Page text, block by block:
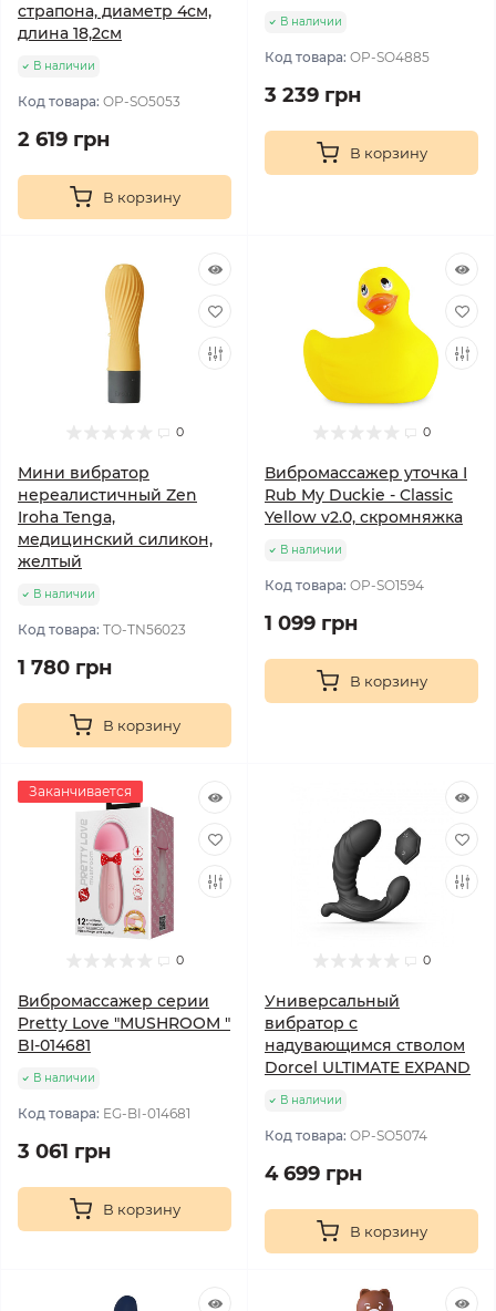
страпона, диаметр 4см,
длина 18,2см
В наличии
Код товара: OP-SO5053
2 619 грн
В корзину
В наличии
Код товара: OP-SO4885
3 239 грн
В корзину
0
Мини вибратор
нереалистичный Zen
Iroha Tenga,
медицинский силикон,
желтый
В наличии
Код товара: TO-TN56023
1 780 грн
В корзину
0
Вибромассажер уточка I
Rub My Duckie - Classic
Yellow v2.0, скромняжка
В наличии
Код товара: OP-SO1594
1 099 грн
В корзину
Заканчивается
0
Вибромассажер серии
Pretty Love "MUSHROOM "
BI-014681
В наличии
Код товара: EG-BI-014681
3 061 грн
В корзину
0
Универсальный
вибратор с
надувающимся стволом
Dorcel ULTIMATE EXPAND
В наличии
Код товара: OP-SO5074
4 699 грн
В корзину